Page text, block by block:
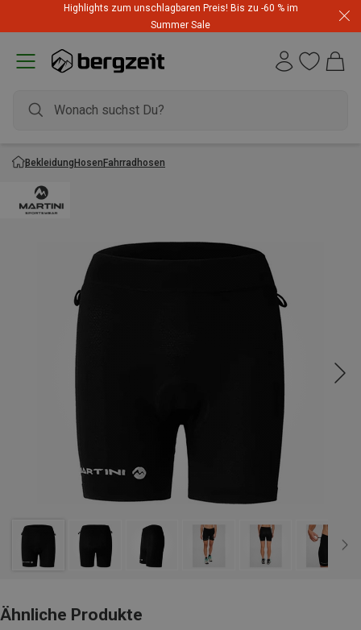
Highlights zum unschlagbaren Preis! Bis zu -60 % im
Summer Sale
BekleidungHosenFahrradhosen
Ähnliche Produkte